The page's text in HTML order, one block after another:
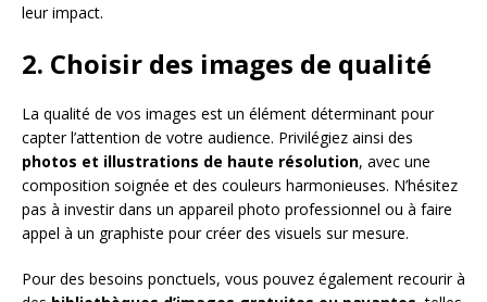
leur impact.
2. Choisir des images de qualité
La qualité de vos images est un élément déterminant pour
capter l’attention de votre audience. Privilégiez ainsi des
photos et illustrations de haute résolution, avec une
composition soignée et des couleurs harmonieuses. N’hésitez
pas à investir dans un appareil photo professionnel ou à faire
appel à un graphiste pour créer des visuels sur mesure.
Pour des besoins ponctuels, vous pouvez également recourir à